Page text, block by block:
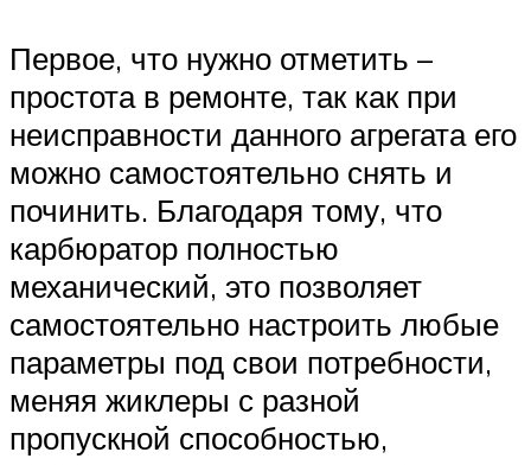
Первое, что нужно отметить –
простота в ремонте, так как при
неисправности данного агрегата его
можно самостоятельно снять и
починить. Благодаря тому, что
карбюратор полностью
механический, это позволяет
самостоятельно настроить любые
параметры под свои потребности,
меняя жиклеры с разной
пропускной способностью,